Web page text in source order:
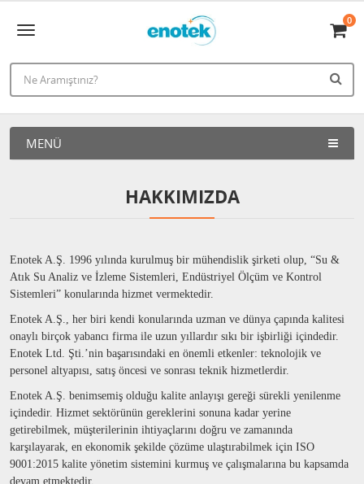
0
MENÜ
HAKKIMIZDA
Enotek A.Ş. 1996 yılında kurulmuş bir mühendislik şirketi olup, “Su &
Atık Su Analiz ve İzleme Sistemleri, Endüstriyel Ölçüm ve Kontrol
Sistemleri” konularında hizmet vermektedir.
Enotek A.Ş., her biri kendi konularında uzman ve dünya çapında kalitesi
onaylı birçok yabancı firma ile uzun yıllardır sıkı bir işbirliği içindedir.
Enotek Ltd. Şti.’nin başarısındaki en önemli etkenler: teknolojik ve
personel altyapısı, satış öncesi ve sonrası teknik hizmetlerdir.
Enotek A.Ş. benimsemiş olduğu kalite anlayışı gereği sürekli yenilenme
içindedir. Hizmet sektörünün gereklerini sonuna kadar yerine
getirebilmek, müşterilerinin ihtiyaçlarını doğru ve zamanında
karşılayarak, en ekonomik şekilde çözüme ulaştırabilmek için ISO
9001:2015 kalite yönetim sistemini kurmuş ve çalışmalarına bu kapsamda
devam etmektedir.